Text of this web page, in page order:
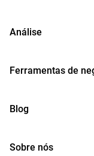
Análise
Ferramentas de
Blog
Sobre nós